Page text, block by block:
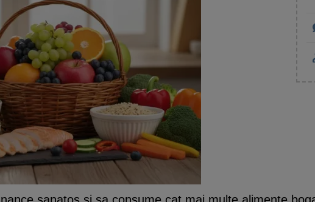
sanatos si sa consume cat mai multe alimente